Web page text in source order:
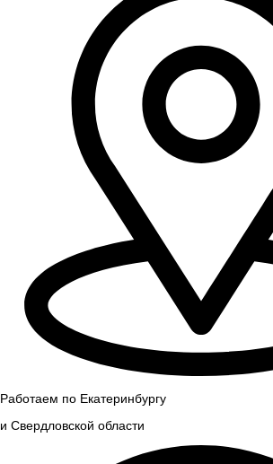
Работаем по Екатеринбургу
и Свердловской области